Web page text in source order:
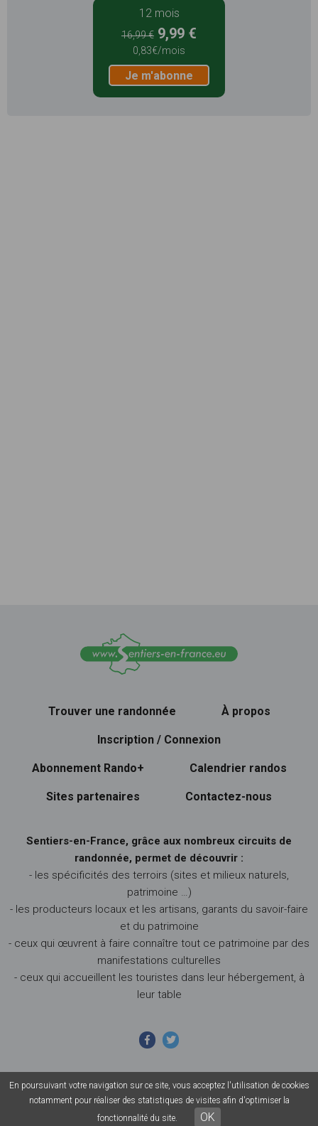
12 mois
16,99 € 9,99 €
0,83€/mois
Je m'abonne
Trouver une randonnée À propos
Inscription / Connexion
Abonnement Rando+ Calendrier randos
Sites partenaires Contactez-nous
Sentiers-en-France, grâce aux nombreux circuits de
randonnée, permet de découvrir :
- les spécificités des terroirs (sites et milieux naturels,
patrimoine …)
- les producteurs locaux et les artisans, garants du savoir-faire
et du patrimoine
- ceux qui œuvrent à faire connaître tout ce patrimoine par des
manifestations culturelles
- ceux qui accueillent les touristes dans leur hébergement, à
leur table
© 2026 Sentiers en France - Tous droits réservés - Photos non
contractuelles -
Mentions légales-CGU
En poursuivant votre navigation sur ce site, vous acceptez l'utilisation de cookies
notamment pour réaliser des statistiques de visites afin d'optimiser la
fonctionnalité du site.
OK